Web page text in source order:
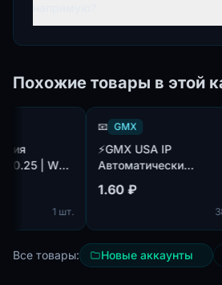
Похожие товары в этой
| WEB
GMX
⚡GMX USA IP
Автоматически
POP3 IMAP SMTP |
использованием
приватного софта с
реальных резидентских
1.60 ₽
3881
Все товары: Новые аккаунты